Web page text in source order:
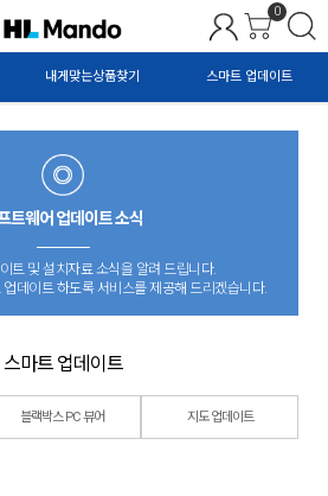
0
내게맞는상품찾기 스마트 업데이트
트웨어 업데이트 소식
트 및 설치자료 소식을 알려 드립니다.
데이트 하도록 서비스를 제공해 드리겠습니다.
스마트 업데이트
블랙박스 PC 뷰어 지도 업데이트